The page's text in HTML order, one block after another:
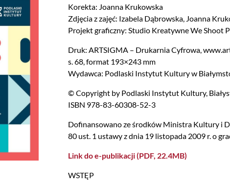
Korekta: Joanna Krukowska
Zdjęcia z zajęć: Izabela Dąbrowska, Joanna
Projekt graficzny: Studio Kreatywne We Shoot
Druk: ARTSIGMA – Drukarnia Cyfrowa,
s. 68, format 193×243 mm
Wydawca: Podlaski Instytut Kultury w
© Copyright by Podlaski Instytut Kultury,
ISBN 978-83-60308-52-3
Dofinansowano ze środków Ministra Kultury i
80 ust. 1 ustawy z dnia 19 listopada 2009 r. o
Link do e-publikacji (PDF, 22.4MB)
WSTĘP